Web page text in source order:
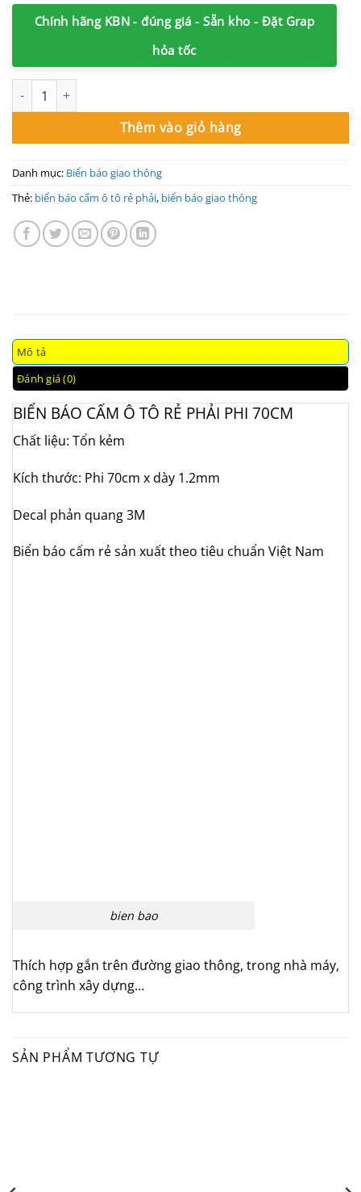
Chính hãng KBN - đúng giá - Sẵn kho - Đặt Grap
hỏa tốc
Biển báo cấm ô tô rẻ phải số lượng
Thêm vào giỏ hàng
Danh mục: Biển báo giao thông
Thẻ: biển báo cấm ô tô rẻ phải, biển báo giao thông
Mô tả
Đánh giá (0)
BIỂN BÁO CẤM Ô TÔ RẺ PHẢI PHI 70CM
Chất liệu: Tổn kẻm
Kích thước: Phi 70cm x dày 1.2mm
Decal phản quang 3M
Biển báo cấm rẻ sản xuất theo tiêu chuẩn Việt Nam
bien bao
Thích hợp gắn trên đường giao thông, trong nhà máy,
công trình xây dựng…
SẢN PHẨM TƯƠNG TỰ